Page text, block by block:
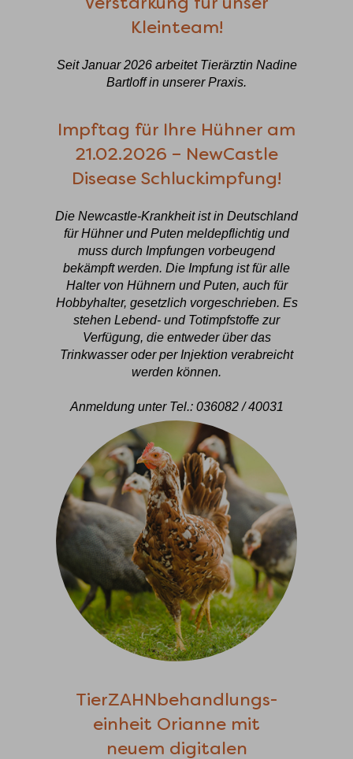
Kleinteam!
Seit Januar 2026 arbeitet Tierärztin Nadine
Bartloff in unserer Praxis.
Impftag für Ihre Hühner am
21.02.2026 – NewCastle
Disease Schluckimpfung!
Die Newcastle-Krankheit ist in Deutschland
für Hühner und Puten meldepflichtig und
muss durch Impfungen vorbeugend
bekämpft werden. Die Impfung ist für alle
Halter von Hühnern und Puten, auch für
Hobbyhalter, gesetzlich vorgeschrieben. Es
stehen Lebend- und Totimpfstoffe zur
Verfügung, die entweder über das
Trinkwasser oder per Injektion verabreicht
werden können.
Anmeldung unter Tel.: 036082 / 40031
TierZAHNbehandlungs-
einheit Orianne mit
neuem digitalen